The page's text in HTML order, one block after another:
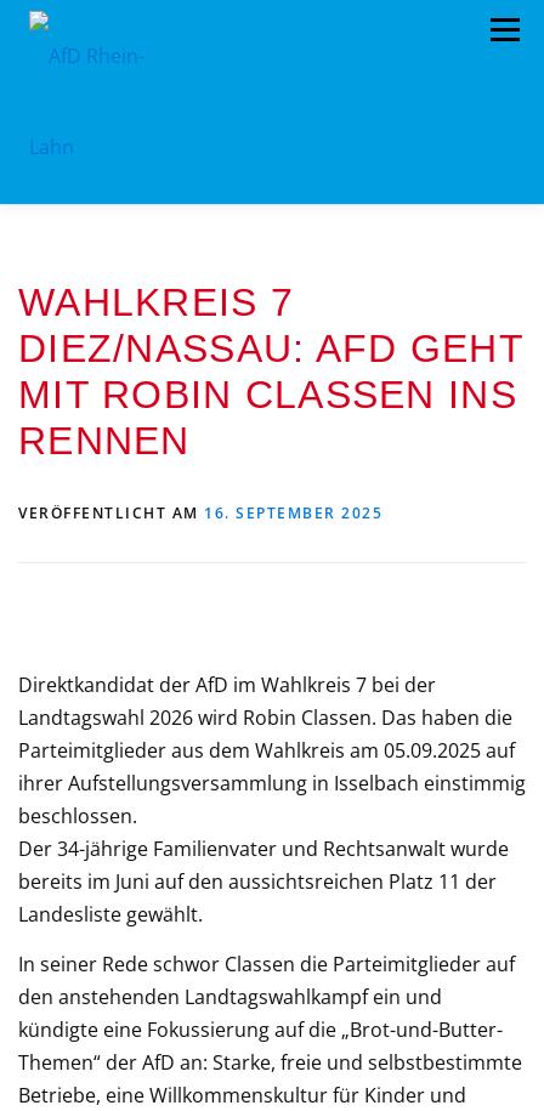
Zum
Menü
KONTAKT MITGLIED WERDEN
IMPRESSUM VORSTAND
WAHLKREIS 7
DIEZ/NASSAU: AFD GEHT
MIT ROBIN CLASSEN INS
RENNEN
VERÖFFENTLICHT AM 16. SEPTEMBER 2025
Direktkandidat der AfD im Wahlkreis 7 bei der
Landtagswahl 2026 wird Robin Classen. Das haben die
Parteimitglieder aus dem Wahlkreis am 05.09.2025 auf
ihrer Aufstellungsversammlung in Isselbach einstimmig
beschlossen.
Der 34-jährige Familienvater und Rechtsanwalt wurde
bereits im Juni auf den aussichtsreichen Platz 11 der
Landesliste gewählt.
In seiner Rede schwor Classen die Parteimitglieder auf
den anstehenden Landtagswahlkampf ein und
kündigte eine Fokussierung auf die „Brot-und-Butter-
Themen“ der AfD an: Starke, freie und selbstbestimmte
Betriebe, eine Willkommenskultur für Kinder und